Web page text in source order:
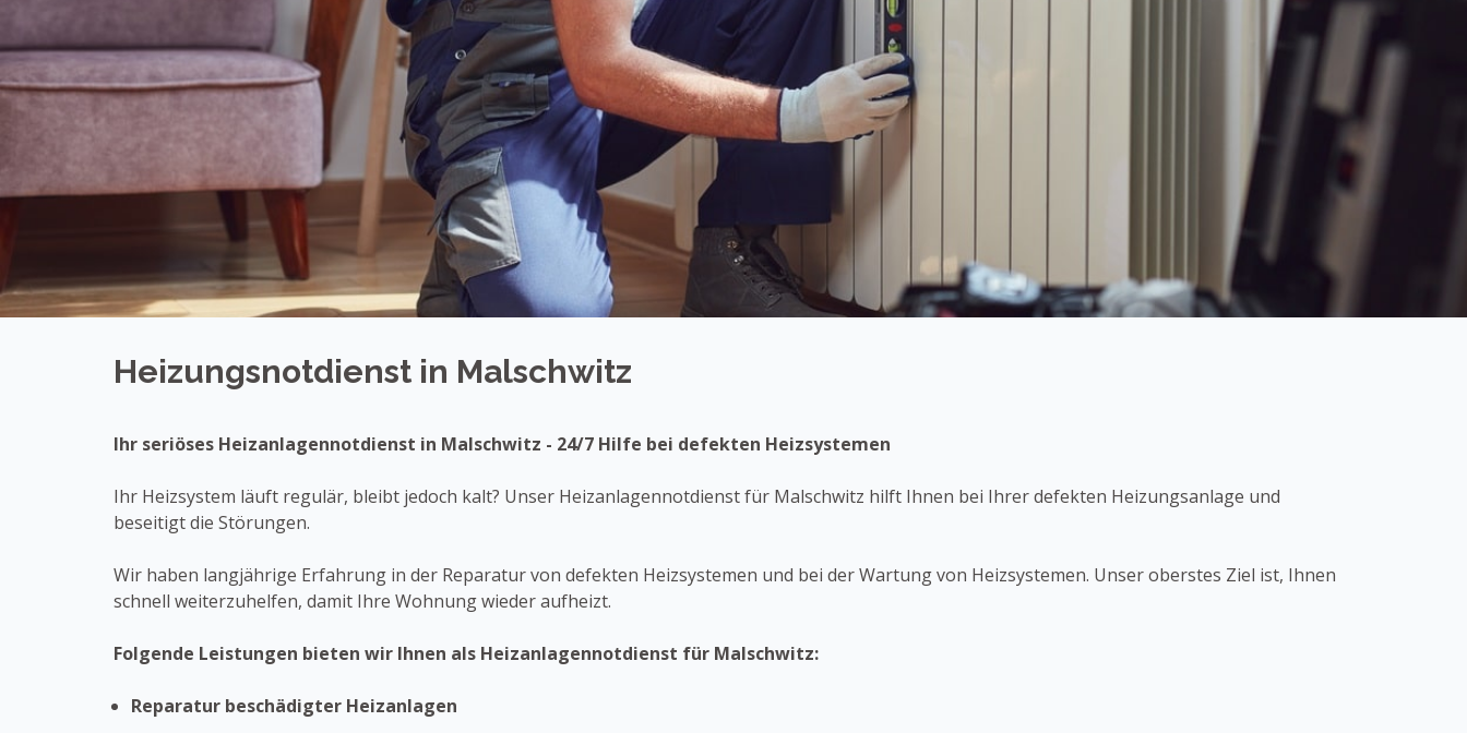
Heizungsnotdienst in Malschwitz
Ihr seriöses Heizanlagennotdienst in Malschwitz - 24/7 Hilfe bei defekten Heizsystemen
Ihr Heizsystem läuft regulär, bleibt jedoch kalt? Unser Heizanlagennotdienst für Malschwitz hilft Ihnen bei Ihrer defekten Heizungsanlage und
beseitigt die Störungen.
Wir haben langjährige Erfahrung in der Reparatur von defekten Heizsystemen und bei der Wartung von Heizsystemen. Unser oberstes Ziel ist, Ihnen
schnell weiterzuhelfen, damit Ihre Wohnung wieder aufheizt.
Folgende Leistungen bieten wir Ihnen als Heizanlagennotdienst für Malschwitz:
Reparatur beschädigter Heizanlagen